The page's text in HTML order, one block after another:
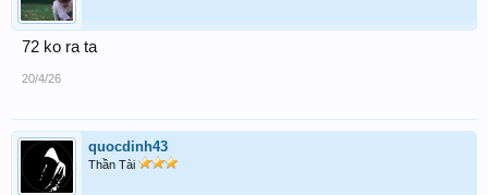
72 ko ra ta
20/4/26
quocdinh43
Thần Tài